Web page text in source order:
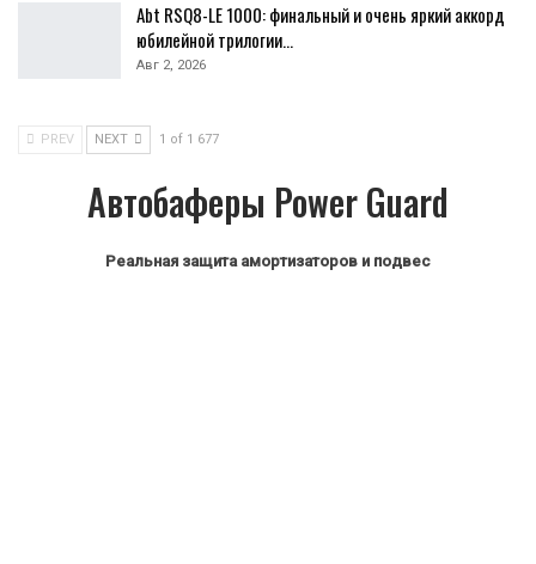
Abt RSQ8-LE 1000: финальный и очень яркий аккорд
юбилейной трилогии…
Авг 2, 2026
PREV NEXT 1 of 1 677
Автобаферы Power Guard
Реальная защита амортизаторов и подвес